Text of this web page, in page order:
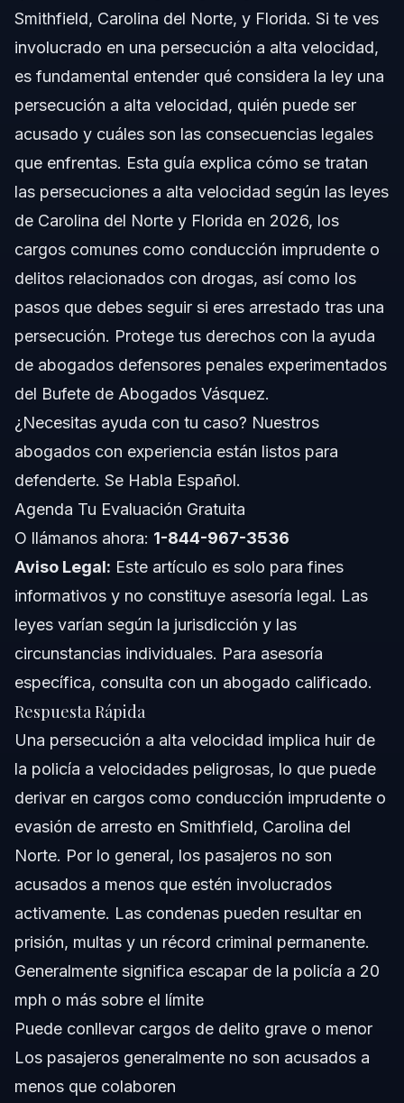
El Papel de los Pasajeros en una Persecución
Cómo Terminan las Persecuciones
Paso a Paso: Qué Hacer Si Estás Involucrado
Por Qué Es Importante la Asistencia Legal Temprana
Cargos Comunes y Consecuencias Legales
Cargos Contra Pasajeros
Cronología de un Caso de Persecución a Alta
Velocidad
Preguntas Frecuentes
¿Los pasajeros enfrentan cargos en una persecución a
¿Qué pasa si te atropella un automóvil en una
persecución a alta velocidad?
¿Cuántos años puede implicar una condena por
persecución a alta velocidad?
¿Se puede arrestar a un pasajero tras una persecución a
alta velocidad?
¿Qué cargos suelen acompañar una persecución a alta
velocidad?
¿Cómo puede ayudar un abogado penalista tras una
persecución a alta velocidad?
¿Qué debo hacer inmediatamente después de ser
detenido tras una persecución a alta velocidad?
Acerca del Bufete de Abogados Vásquez
Confianza y Experiencia del Abogado
Fuentes y Referencias
Smithfield, Carolina del Norte, y Florida. Si te ves
involucrado en una persecución a alta velocidad,
es fundamental entender qué considera la ley una
persecución a alta velocidad, quién puede ser
acusado y cuáles son las consecuencias legales
que enfrentas. Esta guía explica cómo se tratan
las persecuciones a alta velocidad según las leyes
de Carolina del Norte y Florida en 2026, los
cargos comunes como conducción imprudente o
delitos relacionados con drogas, así como los
pasos que debes seguir si eres arrestado tras una
persecución. Protege tus derechos con la ayuda
de abogados defensores penales experimentados
del Bufete de Abogados Vásquez.
¿Necesitas ayuda con tu caso? Nuestros
abogados con experiencia están listos para
defenderte. Se Habla Español.
Agenda Tu Evaluación Gratuita
O llámanos ahora: 1-844-967-3536
Aviso Legal: Este artículo es solo para fines
informativos y no constituye asesoría legal. Las
leyes varían según la jurisdicción y las
circunstancias individuales. Para asesoría
específica, consulta con un abogado calificado.
Respuesta Rápida
Una persecución a alta velocidad implica huir de
la policía a velocidades peligrosas, lo que puede
derivar en cargos como conducción imprudente o
evasión de arresto en Smithfield, Carolina del
Norte. Por lo general, los pasajeros no son
acusados a menos que estén involucrados
activamente. Las condenas pueden resultar en
prisión, multas y un récord criminal permanente.
Generalmente significa escapar de la policía a 20
mph o más sobre el límite
Puede conllevar cargos de delito grave o menor
Los pasajeros generalmente no son acusados a
menos que colaboren